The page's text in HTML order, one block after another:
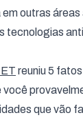
outras áreas
tecnologias
reuniu 5
que vão